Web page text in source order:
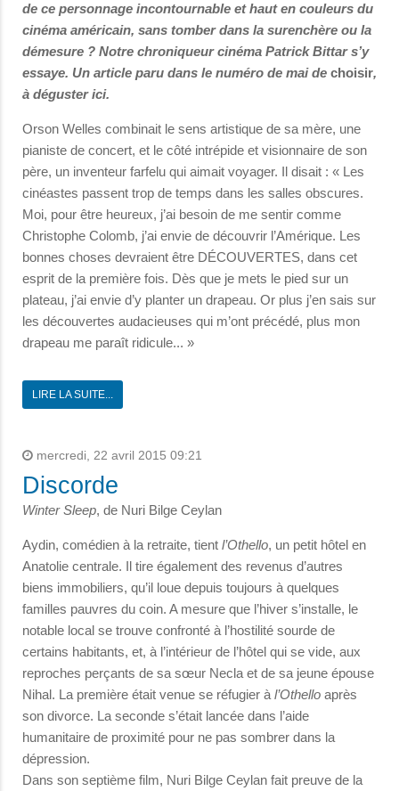
de ce personnage incontournable et haut en couleurs du
cinéma américain, sans tomber dans la surenchère ou la
démesure ? Notre chroniqueur cinéma Patrick Bittar s’y
essaye. Un article paru dans le numéro de mai de choisir,
à déguster ici.
Orson Welles combinait le sens artistique de sa mère, une
pianiste de concert, et le côté intrépide et visionnaire de son
père, un inventeur farfelu qui aimait voyager. Il disait : « Les
cinéastes passent trop de temps dans les salles obscures.
Moi, pour être heureux, j’ai besoin de me sentir comme
Christophe Colomb, j’ai envie de découvrir l’Amérique. Les
bonnes choses devraient être DÉCOUVERTES, dans cet
esprit de la première fois. Dès que je mets le pied sur un
plateau, j’ai envie d’y planter un drapeau. Or plus j’en sais sur
les découvertes audacieuses qui m’ont précédé, plus mon
drapeau me paraît ridicule... »
LIRE LA SUITE...
mercredi, 22 avril 2015 09:21
Discorde
Winter Sleep, de Nuri Bilge Ceylan
Aydin, comédien à la retraite, tient l’Othello, un petit hôtel en
Anatolie centrale. Il tire également des revenus d’autres
biens immobiliers, qu’il loue depuis toujours à quelques
familles pauvres du coin. A mesure que l’hiver s’installe, le
notable local se trouve confronté à l’hostilité sourde de
certains habitants, et, à l’intérieur de l’hôtel qui se vide, aux
reproches perçants de sa sœur Necla et de sa jeune épouse
Nihal. La première était venue se réfugier à l’Othello après
son divorce. La seconde s’était lancée dans l’aide
humanitaire de proximité pour ne pas sombrer dans la
dépression.
Dans son septième film, Nuri Bilge Ceylan fait preuve de la